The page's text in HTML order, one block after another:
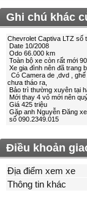
Ghi chú khác
Điều khoản
Địa điểm xem xe
Thông tin khác